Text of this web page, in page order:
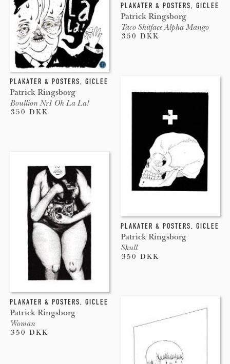
PLAKATER & POSTERS, GICLEE
Patrick Ringsborg
Taco Shitface Alpha Mango
350 DKK
PLAKATER & POSTERS, GICLEE
Patrick Ringsborg
Boullion Nr1 Oh La La!
350 DKK
PLAKATER & POSTERS, GICLEE
Patrick Ringsborg
Skull
350 DKK
PLAKATER & POSTERS, GICLEE
Patrick Ringsborg
Woman
350 DKK